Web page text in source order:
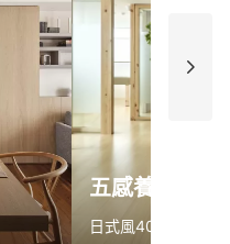
五感養生
日式風40坪